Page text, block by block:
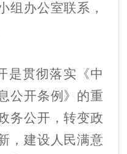
组办公室联系，
是贯彻落实《中
公开条例》的重
务公开，转变政
，建设人民满意